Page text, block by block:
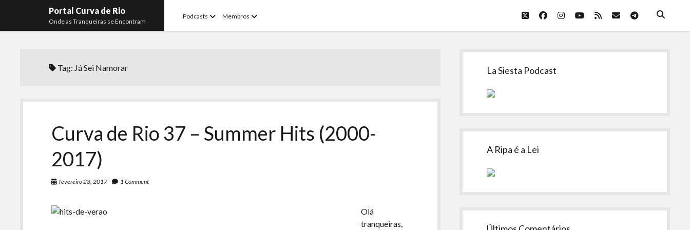
Portal Curva de Rio
Onde as Tranqueiras se Encontram
Podcasts openMembros open
twitterfacebookinstagram
youtube
rss emailtelegram
Tag: Já Sei Namorar
Curva de Rio 37 – Summer Hits (2000-
2017)
fevereiro 23, 2017 1 Comment
Olá
tranqueiras,
Sidebar
La Siesta Podcast
A Ripa é a Lei